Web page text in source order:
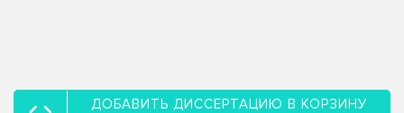
ДОБАВИТЬ ДИССЕРТАЦИЮ В КОРЗИНУ